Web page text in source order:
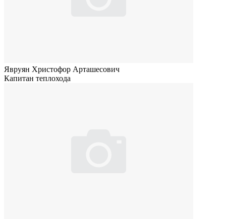
Явруян Христофор Арташесович
Капитан теплохода